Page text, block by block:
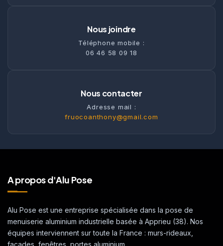
Nous joindre
Téléphone mobile :
06 46 58 09 18
Nous contacter
Adresse mail :
fruocoanthony@gmail.com
A propos d'Alu Pose
Alu Pose est une entreprise spécialisée dans la pose de
menuiserie aluminium industrielle basée à Apprieu (38). Nos
équipes interviennent sur toute la France : murs-rideaux,
façades, fenêtres, portes aluminium.